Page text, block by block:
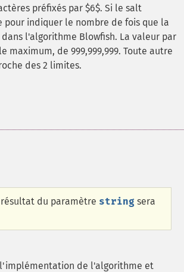
préfixés par $6$. Si le salt
pour indiquer le nombre de fois que la
l'algorithme Blowfish. La valeur par
de 999,999,999. Toute autre
des 2 limites.
du paramètre string sera
de l'algorithme et